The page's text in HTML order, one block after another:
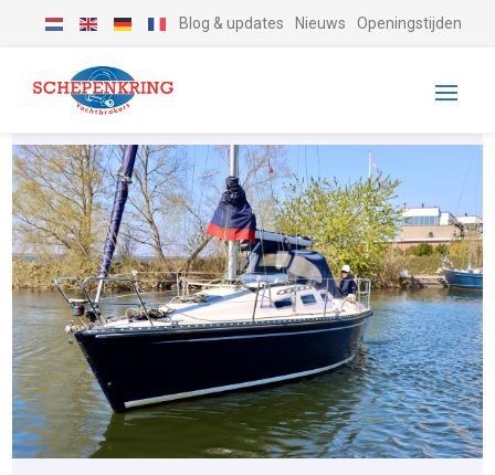
Blog & updates Nieuws Openingstijden